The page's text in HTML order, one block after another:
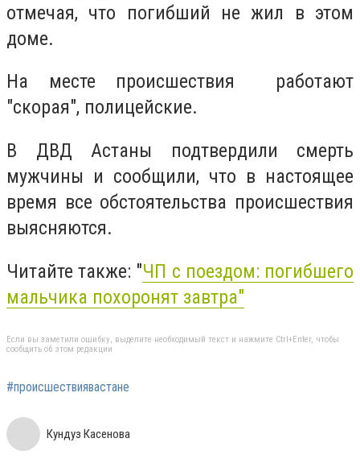
отмечая, что погибший не жил в этом
доме.
На месте происшествия работают
"скорая", полицейские.
В ДВД Астаны подтвердили смерть
мужчины и сообщили, что в настоящее
время все обстоятельства происшествия
выясняются.
Читайте также: "ЧП с поездом: погибшего
мальчика похоронят завтра"
Если вы заметили ошибку, выделите необходимый текст и нажмите Ctrl+Enter, чтобы
сообщить об этом редакции
#происшествиявастане
Кундуз Касенова